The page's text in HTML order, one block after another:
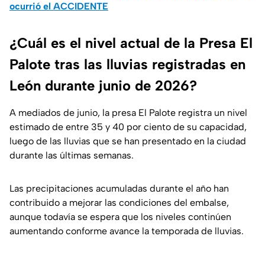
ocurrió el ACCIDENTE
¿Cuál es el nivel actual de la Presa El
Palote tras las lluvias registradas en
León durante junio de 2026?
A mediados de junio, la presa El Palote registra un nivel
estimado de entre 35 y 40 por ciento de su capacidad,
luego de las lluvias que se han presentado en la ciudad
durante las últimas semanas.
Las precipitaciones acumuladas durante el año han
contribuido a mejorar las condiciones del embalse,
aunque todavía se espera que los niveles continúen
aumentando conforme avance la temporada de lluvias.